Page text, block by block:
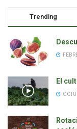
Trending
El